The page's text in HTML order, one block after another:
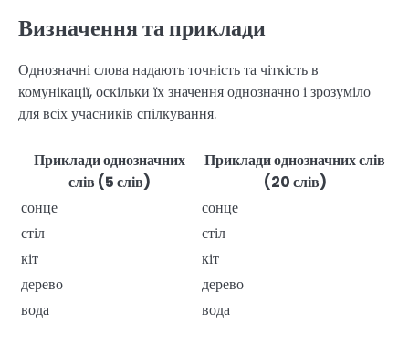
Визначення та приклади
Однозначні слова надають точність та чіткість в
комунікації, оскільки їх значення однозначно і зрозуміло
для всіх учасників спілкування.
Приклади однозначних
слів (5 слів)
Приклади однозначних слів
(20 слів)
сонце
сонце
стіл
стіл
кіт
кіт
дерево
дерево
вода
вода